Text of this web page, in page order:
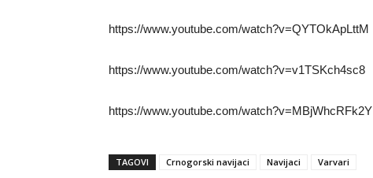
https://www.youtube.com/watch?v=QYTOkApLttM
https://www.youtube.com/watch?v=v1TSKch4sc8
https://www.youtube.com/watch?v=MBjWhcRFk2Y
TAGOVI Crnogorski navijaci Navijaci Varvari